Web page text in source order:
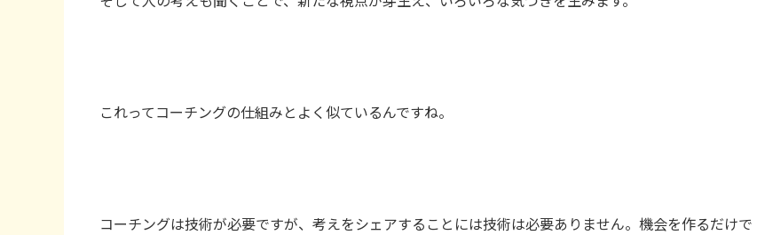
これってコーチングの仕組みとよく似ているんですね。
コーチングは技術が必要ですが、考えをシェアすることには技術は必要ありません。機会を作るだけで